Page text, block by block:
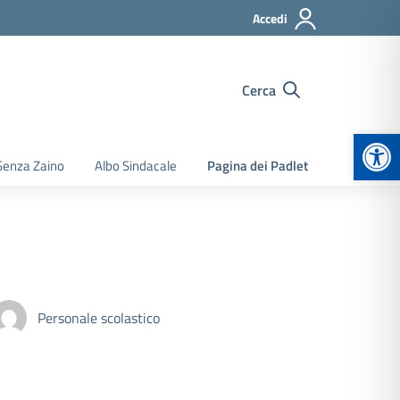
Accedi
Cerca
Zaino Albo Sindacale Pagina dei Padlet
Personale scolastico